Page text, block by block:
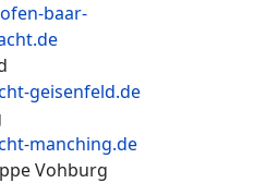
baar-
geisenfeld.de
manching.de
Vohburg